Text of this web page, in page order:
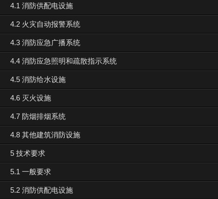
4.1 消防供配电设施
4.2 火灾自动报警系统
4.3 消防应急广播系统
4.4 消防应急照明和疏散指示系统
4.5 消防给水设施
4.6 灭火设施
4.7 防烟排烟系统
4.8 其他建筑消防设施
5 技术要求
5.1 一般要求
5.2 消防供配电设施